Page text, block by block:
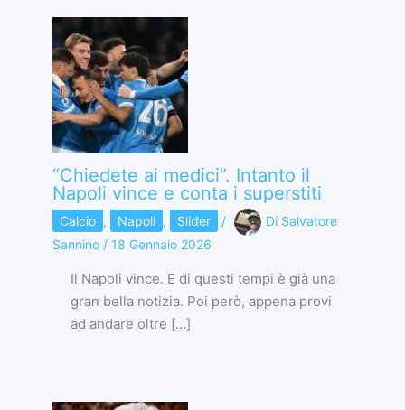
“Chiedete ai medici”. Intanto il
Napoli vince e conta i superstiti
Calcio , Napoli , Slider / Di Salvatore
Sannino / 18 Gennaio 2026
Il Napoli vince. E di questi tempi è già una
gran bella notizia. Poi però, appena provi
ad andare oltre […]